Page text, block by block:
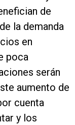
de
la demanda
en
poca
serán
aumento de
cuenta
y los